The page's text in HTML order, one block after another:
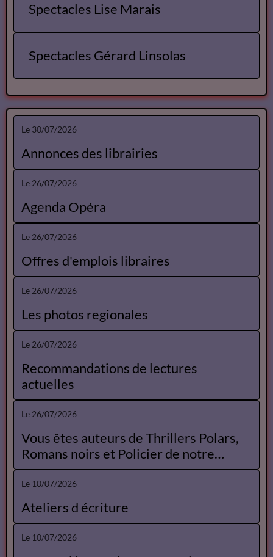
Spectacles Lise Marais
Spectacles Gérard Linsolas
Le 30/07/2026
Annonces des librairies
Le 26/07/2026
Agenda Opéra
Le 26/07/2026
Offres d'emplois libraires
Le 26/07/2026
Les photos regionales
Le 26/07/2026
Recommandations de lectures
actuelles
Le 26/07/2026
Vous êtes auteurs de Thrillers Polars,
Romans noirs et Policier de notre
Catalogue
Le 10/07/2026
Ateliers d écriture
Le 10/07/2026